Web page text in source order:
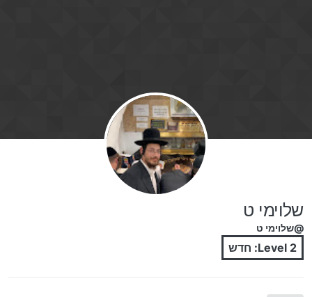
שלוימי ט
@שלוימי ט
Level 2: חדש